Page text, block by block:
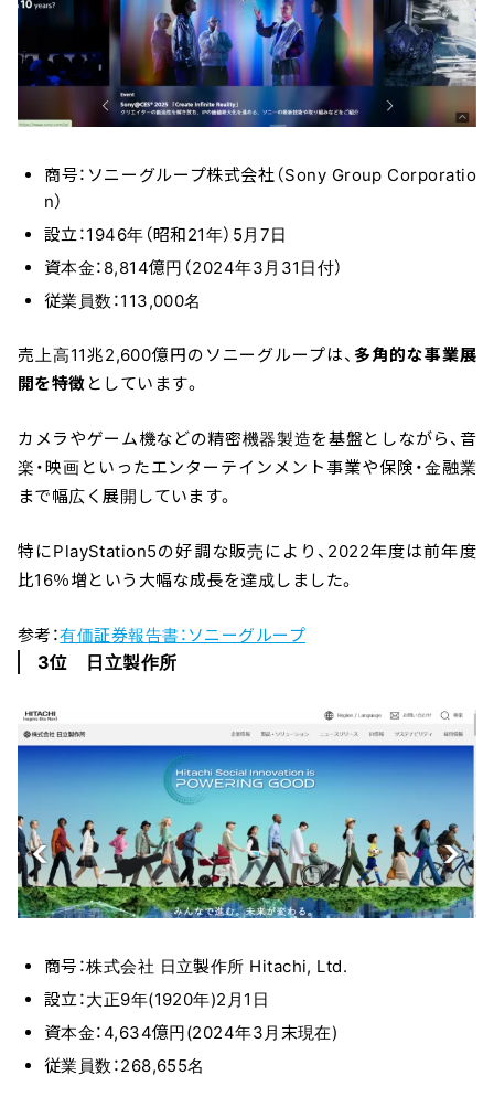
商号：ソニーグループ株式会社（Sony Group Corporatio
n）
設立：1946年（昭和21年）5月7日
資本金：8,814億円（2024年3月31日付）
従業員数：113,000名
売上高11兆2,600億円のソニーグループは、 多角的な事業展
開を特徴 としています。
カメラやゲーム機などの精密機器製造を基盤としながら、音
楽・映画といったエンターテインメント事業や保険・金融業
まで幅広く展開しています。
特にPlayStation5の好調な販売により、2022年度は前年度
比16％増という大幅な成長を達成しました。
参考：有価証券報告書：ソニーグループ
3位 日立製作所
商号：株式会社 日立製作所 Hitachi, Ltd.
設立：大正9年(1920年)2月1日
資本金：4,634億円(2024年3月末現在)
従業員数：268,655名